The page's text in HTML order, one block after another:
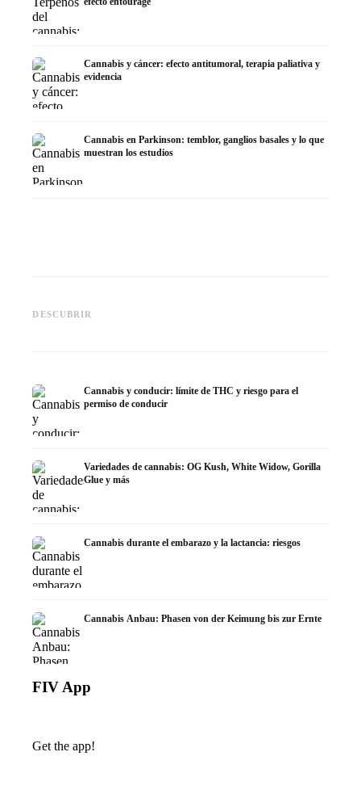
Cannabis y cáncer: efecto antitumoral, terapia paliativa y
evidencia
Cannabis en Parkinson: temblor, ganglios basales y lo que
muestran los estudios
DESCUBRIR
muestran los estudios
Cannabis y conducir: límite de THC y riesgo para el
permiso de conducir
Variedades de cannabis: OG Kush, White Widow, Gorilla
Glue y más
Cannabis durante el embarazo y la lactancia: riesgos
Cannabis Anbau: Phasen von der Keimung bis zur Ernte
FIV App
Get the app!